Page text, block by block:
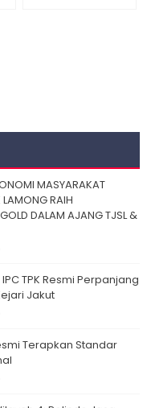
MASYARAKAT
LAMONG RAIH
DALAM AJANG TJSL &
TPK Resmi Perpanjang
Jakut
Terapkan Standar